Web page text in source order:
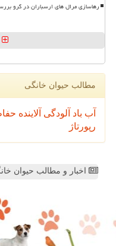
رهاسازی مرال های ارسباران در گرو
مطالب حیوان خانگی
آب باد آلودگی آلاینده
رپورتاژ
اخبار و مطالب حیوان